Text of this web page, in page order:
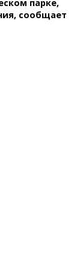
парке,
сообщает